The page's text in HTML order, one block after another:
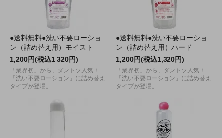
●送料無料●洗い不要ローショ
ン（詰め替え用）モイスト
1,200円(税込1,320円)
「業界初」から、ダントツ人気！
「洗い不要ローション」に詰め替え
タイプが登場。
●送料無料●洗い不要ローショ
ン（詰め替え用）ハード
1,200円(税込1,320円)
「業界初」から、ダントツ人気！
「洗い不要ローション」に詰め替え
タイプが登場。